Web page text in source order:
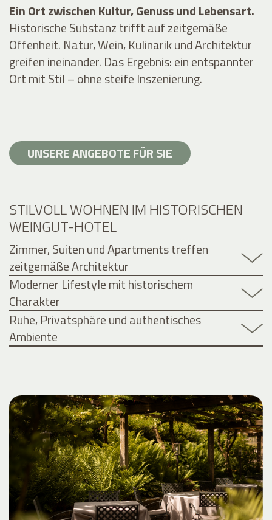
Ein Ort zwischen Kultur, Genuss und Lebensart.
Historische Substanz trifft auf zeitgemäße
Offenheit. Natur, Wein, Kulinarik und Architektur
greifen ineinander. Das Ergebnis: ein entspannter
Ort mit Stil – ohne steife Inszenierung.
UNSERE ANGEBOTE FÜR SIE
STILVOLL WOHNEN IM HISTORISCHEN
WEINGUT-HOTEL
Zimmer, Suiten und Apartments treffen
zeitgemäße Architektur
Moderner Lifestyle mit historischem
Charakter
Ruhe, Privatsphäre und authentisches
Ambiente